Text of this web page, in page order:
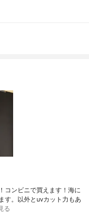
コンビニで買えます！海に
す。以外とuvカット力もあ
る